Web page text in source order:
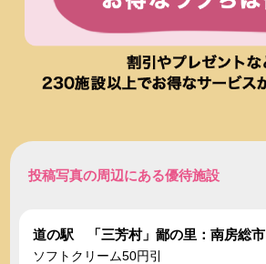
投稿写真の周辺にある優待施設
道の駅 「三芳村」鄙の里：南房総市
ソフトクリーム50円引